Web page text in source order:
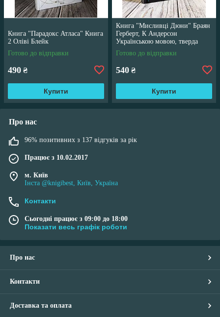
Книга "Парадокс Атласа" Книга
2 Оліві Блейк
Готово до відправки
490 ₴
Купити
Книга "Мисливці Дюни" Браян
Герберт, К Андерсон
Українською мовою, тверда
обкладинка
Готово до відправки
540 ₴
Купити
Про нас
96% позитивних з 137 відгуків за рік
Працює з 10.02.2017
м. Київ
Інста @knigibest, Київ, Україна
Контакти
Сьогодні працює з 09:00 до 18:00
Показати весь графік роботи
Про нас
Контакти
Доставка та оплата